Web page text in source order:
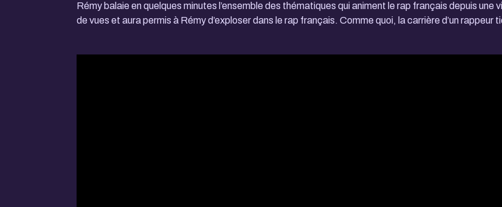
Rémy balaie en quelques minutes l’ensemble des thématiques qui animent le rap français depuis une
de vues et aura permis à Rémy d’exploser dans le rap français. Comme quoi, la carrière d’un